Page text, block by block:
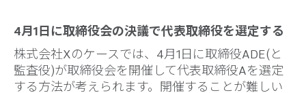
4月1日に取締役会の決議で代表取締役を選定する
株式会社Xのケースでは、4月1日に取締役ADE(と
監査役)が取締役会を開催して代表取締役Aを選定
する方法が考えられます。開催することが難しい